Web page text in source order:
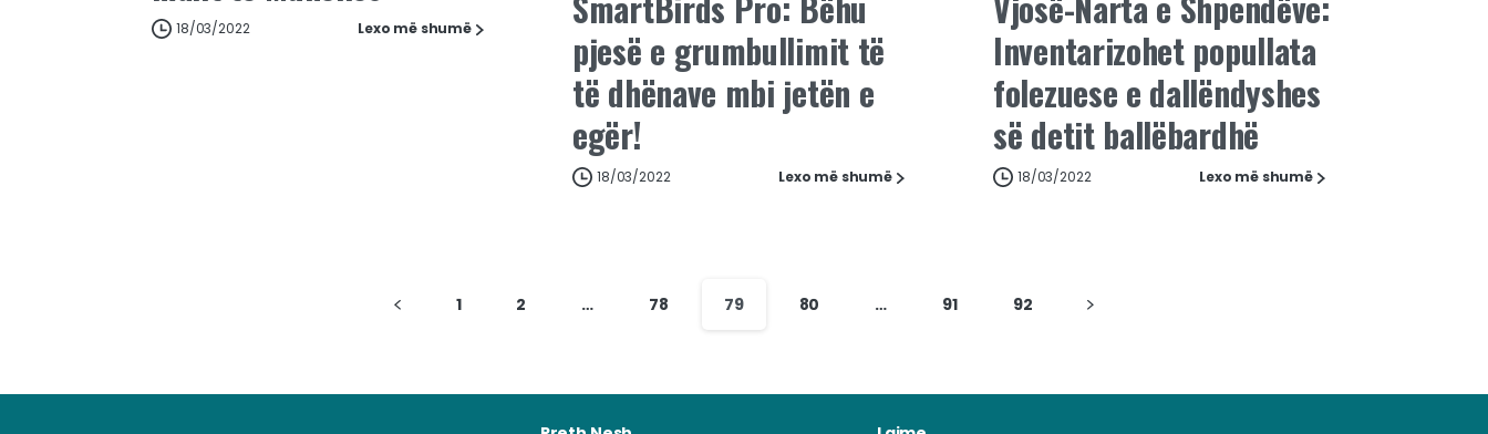
18/03/2022 Lexo më shumë
pjesë e grumbullimit të
të dhënave mbi jetën e
egër!
18/03/2022 Lexo më shumë
Inventarizohet popullata
folezuese e dallëndyshes
së detit ballëbardhë
18/03/2022 Lexo më shumë
1 2 … 78 79 80 … 91 92